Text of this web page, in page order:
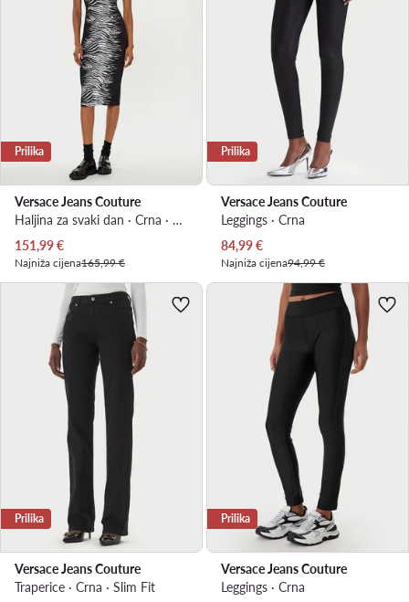
Prilika
Versace Jeans Couture
Haljina za svaki dan · Crna · Midi
Trenutna cijena
151,99€
Najniža cijena165,99 €
Prilika
Versace Jeans Couture
Leggings · Crna
Trenutna cijena
84,99€
Najniža cijena94,99 €
Prilika
Versace Jeans Couture
Traperice · Crna · Slim Fit
Prilika
Versace Jeans Couture
Leggings · Crna